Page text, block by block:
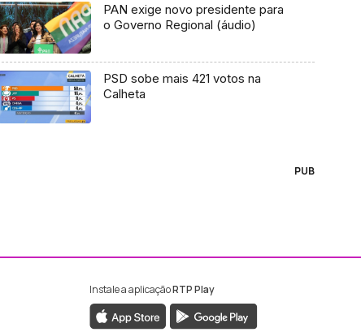
PAN exige novo presidente para
o Governo Regional (áudio)
PSD sobe mais 421 votos na
Calheta
PUB
da RTP Madeira
da RTP Madeira
Instale a aplicaçãoRTP Play